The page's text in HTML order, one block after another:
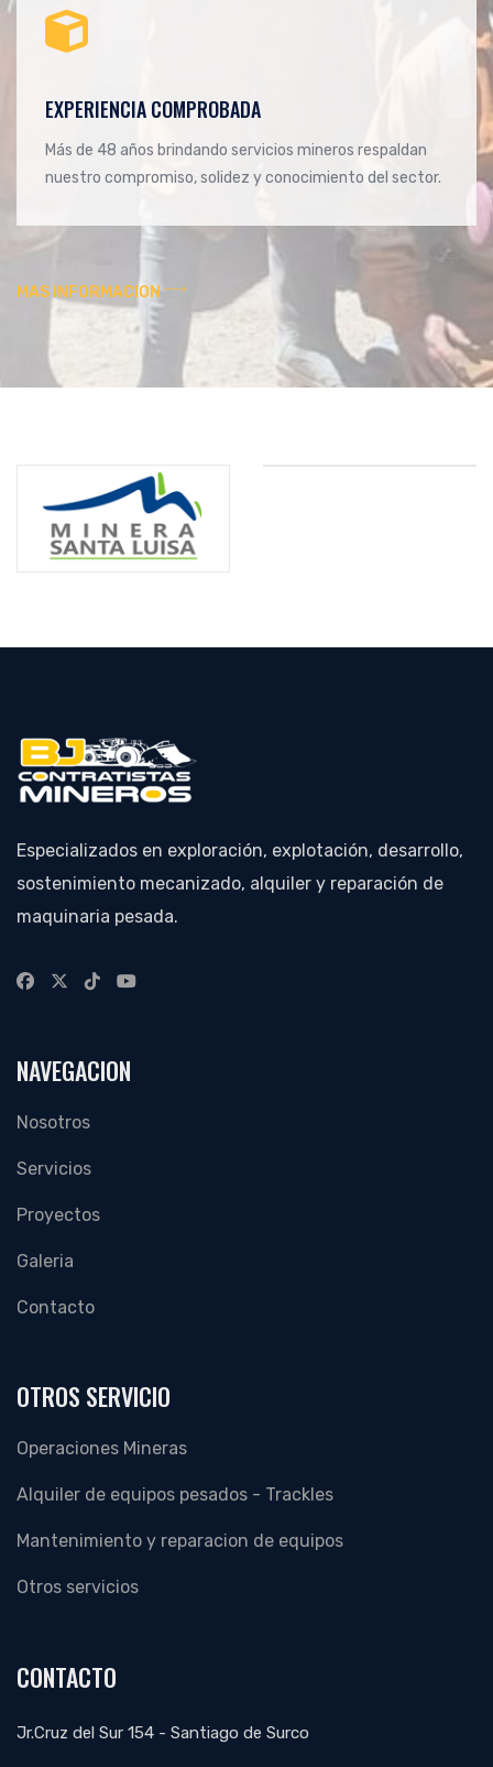
04
EXPERIENCIA COMPROBADA
Más de 48 años brindando servicios mineros respaldan
nuestro compromiso, solidez y conocimiento del sector.
MAS INFORMACION
Especializados en exploración, explotación, desarrollo,
sostenimiento mecanizado, alquiler y reparación de
maquinaria pesada.
NAVEGACION
Nosotros
Servicios
Proyectos
Galeria
Contacto
OTROS SERVICIO
Operaciones Mineras
Alquiler de equipos pesados - Trackles
Mantenimiento y reparacion de equipos
Otros servicios
CONTACTO
Jr.Cruz del Sur 154 - Santiago de Surco